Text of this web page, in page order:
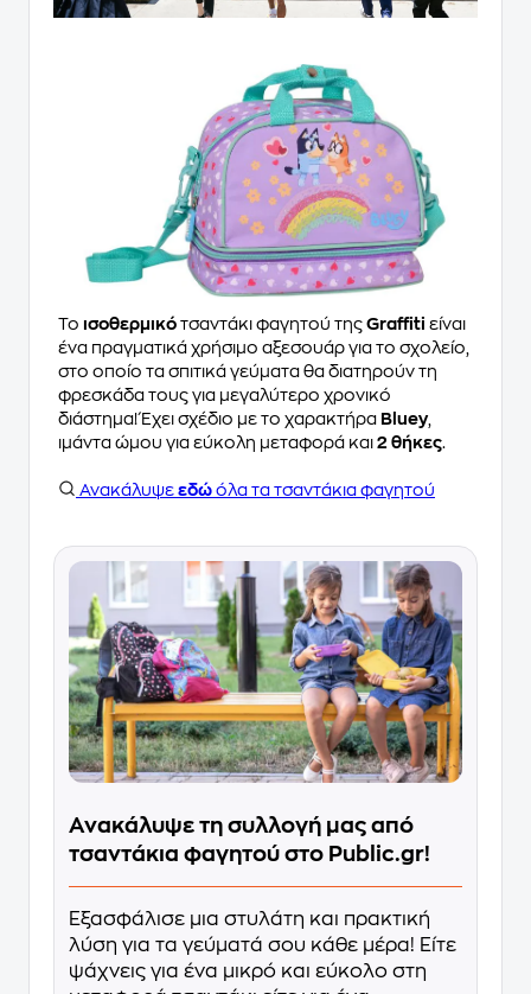
Το ισοθερμικό τσαντάκι φαγητού της Graffiti είναι
ένα πραγματικά χρήσιμο αξεσουάρ για το σχολείο,
στο οποίο τα σπιτικά γεύματα θα διατηρούν τη
φρεσκάδα τους για μεγαλύτερο χρονικό
διάστημα! Έχει σχέδιο με το χαρακτήρα Bluey,
ιμάντα ώμου για εύκολη μεταφορά και 2 θήκες
Ανακάλυψε εδώ όλα τα τσαντάκια φαγητού
Ανακάλυψε τη συλλογή μας από
τσαντάκια φαγητού στο Public.gr!
Εξασφάλισε μια στυλάτη και πρακτική
λύση για τα γεύματά σου κάθε μέρα! Είτε
ψάχνεις για ένα μικρό και εύκολο στη